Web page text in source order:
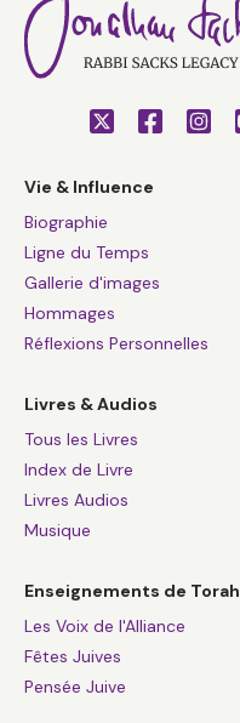
Vie & Influence
Biographie
Ligne du Temps
Gallerie d'images
Hommages
Réflexions Personnelles
Livres & Audios
Tous les Livres
Index de Livre
Livres Audios
Musique
Enseignements de Torah
Les Voix de l'Alliance
Fêtes Juives
Pensée Juive